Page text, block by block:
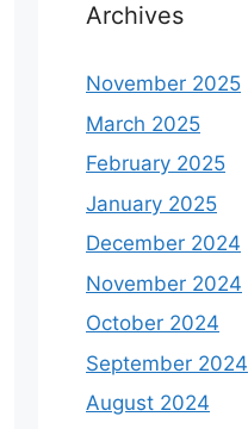
Archives
November 2025
March 2025
February 2025
January 2025
December 2024
November 2024
October 2024
September 2024
August 2024